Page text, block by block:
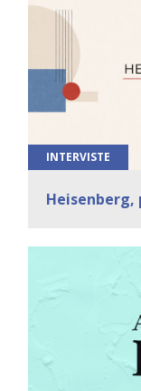
INTERVISTE